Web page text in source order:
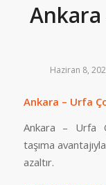
Haziran 8,
Ankara – Urfa
Ankara – Urfa
taşıma
azaltır.